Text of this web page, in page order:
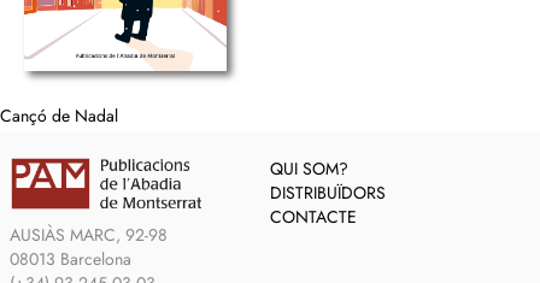
Cançó de Nadal
AUSIÀS MARC, 92-98
08013 Barcelona
QUI SOM?
DISTRIBUÏDORS
CONTACTE